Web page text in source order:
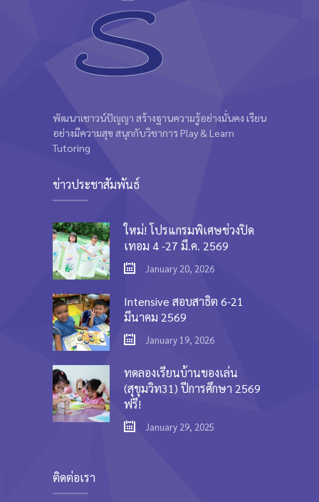
พัฒนาเชาวน์ปัญญา สร้างฐานความรู้อย่างมั่นคง เรียน
อย่างมีความสุข สนุกกับวิชาการ Play & Learn
Tutoring
ข่าวประชาสัมพันธ์
ใหม่! โปรแกรมพิเศษช่วงปิด
เทอม 4 -27 มี.ค. 2569
January 20, 2026
Intensive สอบสาธิต 6-21
มีนาคม 2569
January 19, 2026
ทดลองเรียนบ้านของเล่น
(สุขุมวิท31) ปีการศึกษา 2569
ฟรี!
January 29, 2025
ติดต่อเรา